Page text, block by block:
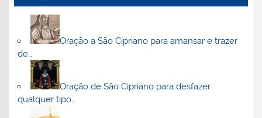
Oração a São Cipriano para amansar e trazer
de…
Oração de São Cipriano para desfazer
qualquer tipo…